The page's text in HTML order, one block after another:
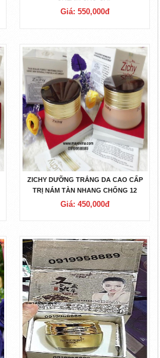
Giá: 550,000đ
ZICHY DƯỠNG TRẮNG DA CAO CẤP
TRỊ NÁM TÀN NHANG CHỐNG 12
DẤU
Giá: 450,000đ